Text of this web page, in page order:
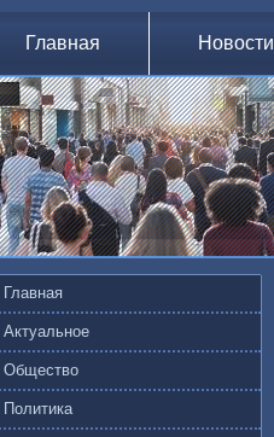
Главная Новости
Главная
Актуальное
Общество
Политика